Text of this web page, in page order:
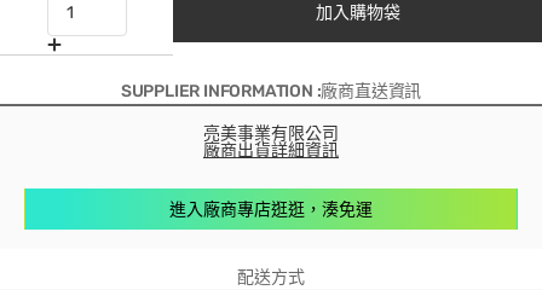
加入購物袋
SUPPLIER INFORMATION :廠商直送資訊
亮美事業有限公司
廠商出貨詳細資訊
進入廠商專店逛逛，湊免運
配送方式